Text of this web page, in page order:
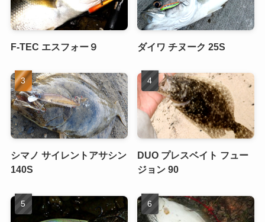
F-TEC エスフォー９ ダイワ チヌーク 25S
シマノ サイレントアサシン
140S
DUO プレスベイト フュー
ジョン 90